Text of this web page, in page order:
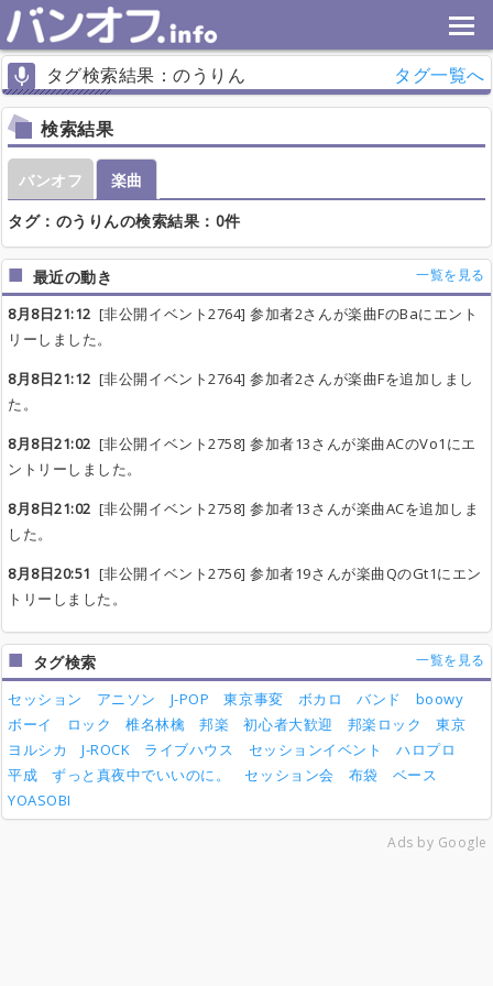
タグ検索結果：のうりん タグ一覧へ
検索結果
バンオフ
楽曲
タグ：のうりんの検索結果：0件
最近の動き 一覧を見る
8月8日21:12 [非公開イベント2764] 参加者2さんが楽曲FのBaにエント
リーしました。
8月8日21:12 [非公開イベント2764] 参加者2さんが楽曲Fを追加しまし
た。
8月8日21:02 [非公開イベント2758] 参加者13さんが楽曲ACのVo1にエ
ントリーしました。
8月8日21:02 [非公開イベント2758] 参加者13さんが楽曲ACを追加しま
した。
8月8日20:51 [非公開イベント2756] 参加者19さんが楽曲QのGt1にエン
トリーしました。
タグ検索 一覧を見る
セッション アニソン J-POP 東京事変 ボカロ バンド
boowy
ボーイ
ロック 椎名林檎 邦楽 初心者大歓迎 邦楽ロック
東京
ヨルシカ
J-ROCK ライブハウス セッションイベント
ハロプロ
平成
ずっと真夜中でいいのに。 セッション会 布袋
ベース
YOASOBI
Ads by Google